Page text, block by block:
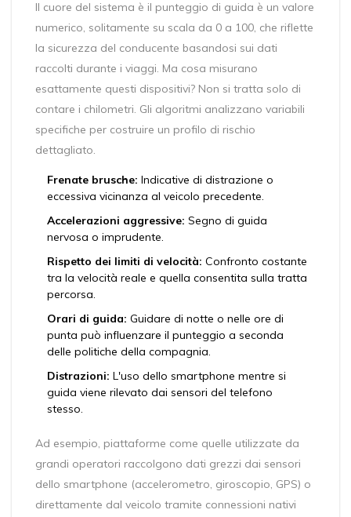
Il cuore del sistema è il punteggio di guida è un valore
numerico, solitamente su scala da 0 a 100, che riflette
la sicurezza del conducente basandosi sui dati
raccolti durante i viaggi. Ma cosa misurano
esattamente questi dispositivi? Non si tratta solo di
contare i chilometri. Gli algoritmi analizzano variabili
specifiche per costruire un profilo di rischio
dettagliato.
Frenate brusche: Indicative di distrazione o
eccessiva vicinanza al veicolo precedente.
Accelerazioni aggressive: Segno di guida
nervosa o imprudente.
Rispetto dei limiti di velocità: Confronto costante
tra la velocità reale e quella consentita sulla tratta
percorsa.
Orari di guida: Guidare di notte o nelle ore di
punta può influenzare il punteggio a seconda
delle politiche della compagnia.
Distrazioni: L'uso dello smartphone mentre si
guida viene rilevato dai sensori del telefono
stesso.
Ad esempio, piattaforme come quelle utilizzate da
grandi operatori raccolgono dati grezzi dai sensori
dello smartphone (accelerometro, giroscopio, GPS) o
direttamente dal veicolo tramite connessioni nativi